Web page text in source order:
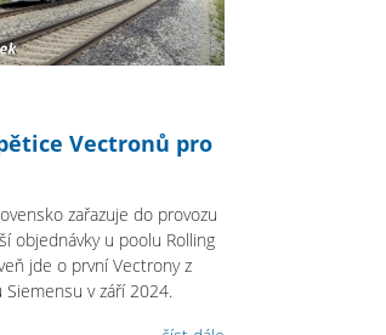
Vectronů pro
zařazuje do provozu
objednávky u poolu Rolling
jde o první Vectrony z
Siemensu v září 2024.